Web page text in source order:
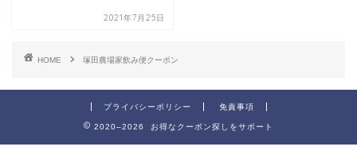
2021年7月25日
HOME 塚田農場家飲み便クーポン
プライバシーポリシー 免責事項
2020–2026 お得なクーポン探しをサポート